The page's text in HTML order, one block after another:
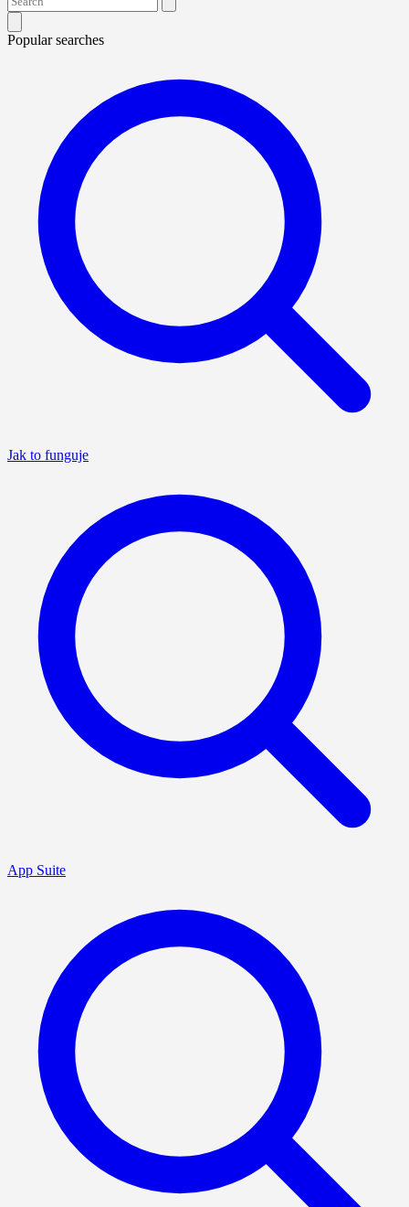
Popular searches
Jak to funguje
App Suite